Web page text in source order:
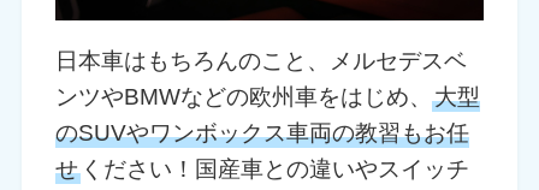
日本車はもちろんのこと、メルセデスベ
ンツやBMWなどの欧州車をはじめ、大型
のSUVやワンボックス車両の教習もお任
せ ください！国産車との違いやスイッチ